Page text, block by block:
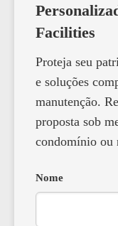
Facilities
Proteja seu
e soluções
manutenção.
proposta sob
condomínio ou
Nome